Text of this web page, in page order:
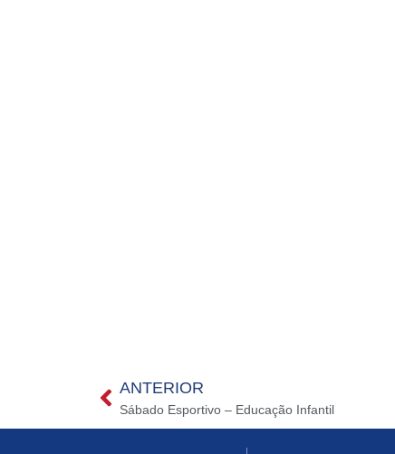
ANTERIOR
Sábado Esportivo – Educação Infantil